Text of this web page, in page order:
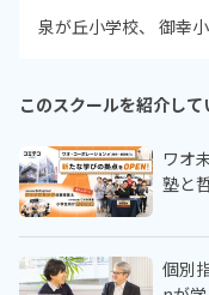
泉が丘小学校 御幸
このスクールを紹介して
ワオ
塾と
個別